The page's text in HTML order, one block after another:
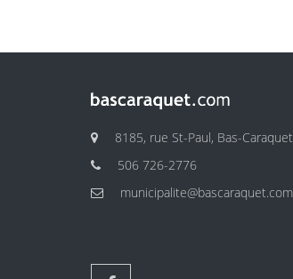
8185, rue St-Paul, Bas-
506 726-2776
municipalite@bascaraquet.com